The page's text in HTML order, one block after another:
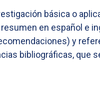
básica o
en español e
y
bibliográficas, que